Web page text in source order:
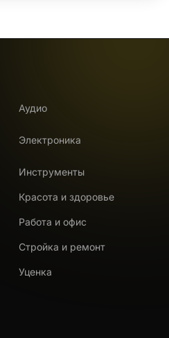
Аудио
Электроника
Инструменты
Красота и здоровье
Работа и офис
Стройка и ремонт
Уценка